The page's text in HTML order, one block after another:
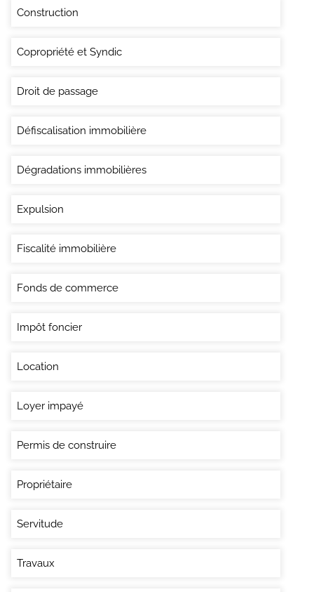
Construction
Copropriété et Syndic
Droit de passage
Défiscalisation immobilière
Dégradations immobilières
Expulsion
Fiscalité immobilière
Fonds de commerce
Impôt foncier
Location
Loyer impayé
Permis de construire
Propriétaire
Servitude
Travaux